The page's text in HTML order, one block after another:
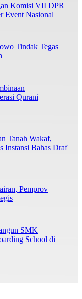
Komisi VII DPR
Event Nasional
Tindak Tegas
Qurani
Tanah Wakaf,
Instansi Bahas Draf
Pemprov
SMK
School di